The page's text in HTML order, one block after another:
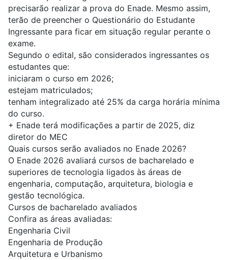
precisarão realizar a prova do Enade. Mesmo assim,
terão de preencher o Questionário do Estudante
Ingressante para ficar em situação regular perante o
exame.
Segundo o edital, são considerados ingressantes os
estudantes que:
iniciaram o curso em 2026;
estejam matriculados;
tenham integralizado até 25% da carga horária mínima
do curso.
+ Enade terá modificações a partir de 2025, diz
diretor do MEC
Quais cursos serão avaliados no Enade 2026?
O Enade 2026 avaliará cursos de bacharelado e
superiores de tecnologia ligados às áreas de
engenharia, computação, arquitetura, biologia e
gestão tecnológica.
Cursos de bacharelado avaliados
Confira as áreas avaliadas:
Engenharia Civil
Engenharia de Produção
Arquitetura e Urbanismo